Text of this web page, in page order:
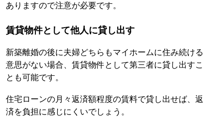
ありますので注意が必要です。
賃貸物件として他人に貸し出す
新築離婚の後に夫婦どちらもマイホームに住み続ける
意思がない場合、賃貸物件として第三者に貸し出すこ
とも可能です。
住宅ローンの月々返済額程度の賃料で貸し出せば、返
済を負担に感じにくいでしょう。